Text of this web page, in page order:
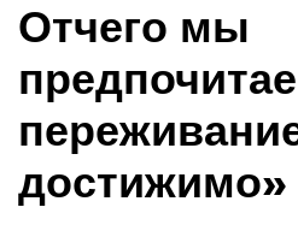
Отчего мы
достижимо»